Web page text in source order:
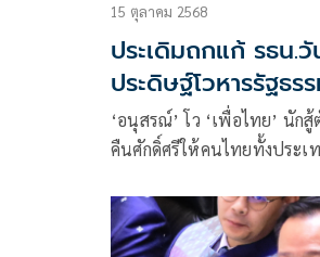
15 ตุลาคม 2568
ประเดิมถกแก้ รธน
ประดิษฐ์โวหารรัฐธ
‘อนุสรณ์’ โว ‘เพื่อไทย’ นัก
คืนศักดิ์ศรีให้คนไทยทั้งประเ
ต้องศึกษาให้รอบคอบ